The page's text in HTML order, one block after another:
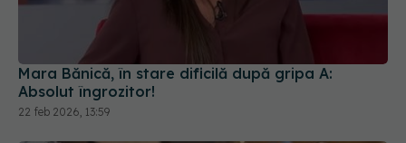
Mara Bănică, în stare dificilă după gripa A:
Absolut îngrozitor!
22 feb 2026, 13:59